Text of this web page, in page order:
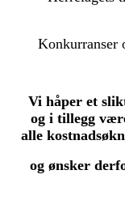
Konkurranser
Vi håper et
og i tillegg
alle
og ønsker